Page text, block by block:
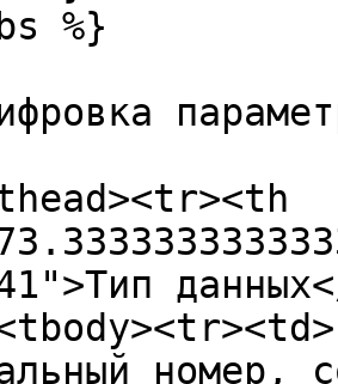
%}
номер,